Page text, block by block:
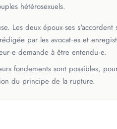
hétérosexuels.
Les deux époux·ses s'accordent
par les avocat·es et
demande à être entendu·e.
fondements sont possibles,
du principe de la rupture.